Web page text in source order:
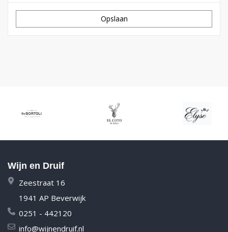
Opslaan
Wijn en Druif
Zeestraat 16
1941 AP Beverwijk
0251 - 442120
info@wijnendruif.nl